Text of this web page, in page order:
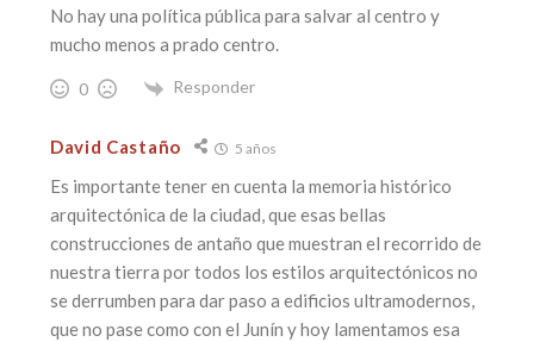
No hay una política pública para salvar al centro y
mucho menos a prado centro.
0 Responder
David Castaño 5 años
Es importante tener en cuenta la memoria histórico
arquitectónica de la ciudad, que esas bellas
construcciones de antaño que muestran el recorrido de
nuestra tierra por todos los estilos arquitectónicos no
se derrumben para dar paso a edificios ultramodernos,
que no pase como con el Junín y hoy lamentamos esa